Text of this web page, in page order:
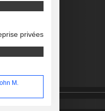
privées
M.